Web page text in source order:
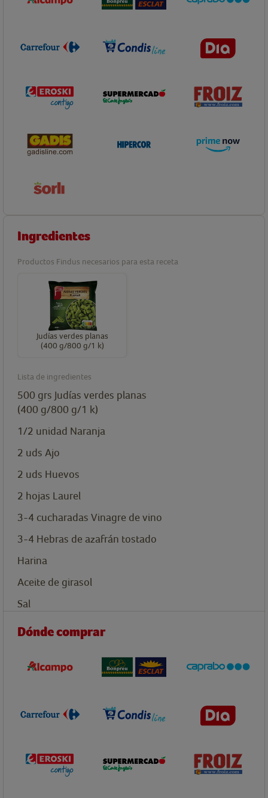
Ingredientes
Productos Findus necesarios para esta receta
Judías verdes planas
(400 g/800 g/1 k)
Lista de ingredientes
500 grs Judías verdes planas
(400 g/800 g/1 k)
1/2 unidad Naranja
2 uds Ajo
2 uds Huevos
2 hojas Laurel
3-4 cucharadas Vinagre de vino
3-4 Hebras de azafrán tostado
Harina
Aceite de girasol
Sal
Dónde comprar